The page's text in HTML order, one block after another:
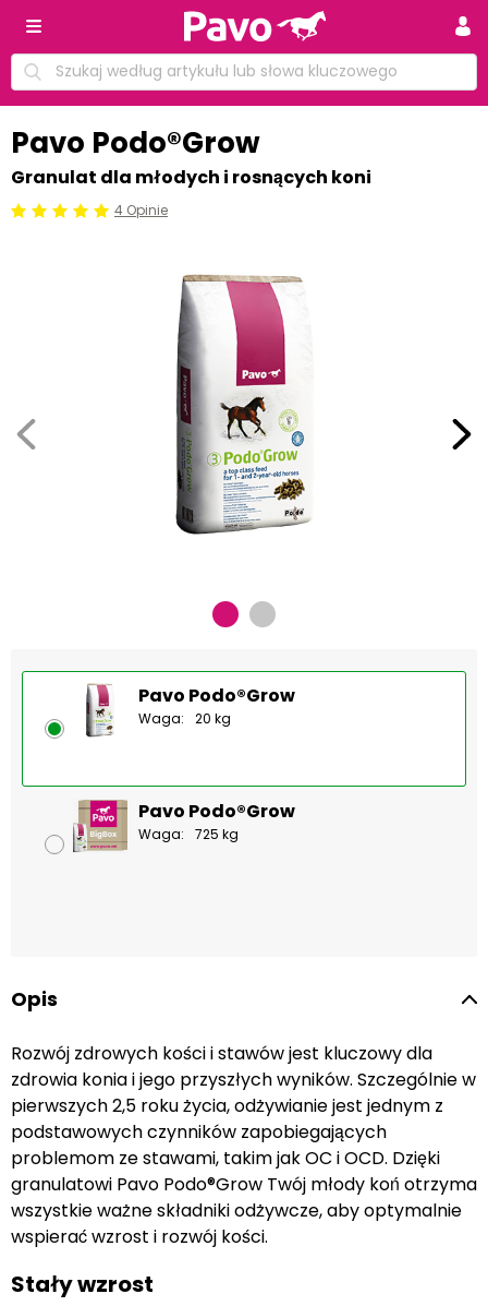
Pavo Podo®Grow
Granulat dla młodych i rosnących koni
Beoordeling: 5/5 4 Opinie
Pavo Podo®Grow
Waga: 20 kg
Pavo Podo®Grow
Waga: 725 kg
Opis
Rozwój zdrowych kości i stawów jest kluczowy dla
zdrowia konia i jego przyszłych wyników. Szczególnie w
pierwszych 2,5 roku życia, odżywianie jest jednym z
podstawowych czynników zapobiegających
problemom ze stawami, takim jak OC i OCD. Dzięki
granulatowi Pavo Podo®Grow Twój młody koń otrzyma
wszystkie ważne składniki odżywcze, aby optymalnie
wspierać wzrost i rozwój kości.
Stały wzrost